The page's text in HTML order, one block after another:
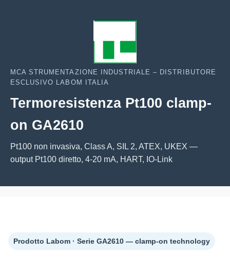
MCA STRUMENTAZIONE INDUSTRIALE – DISTRIBUTORE
ESCLUSIVO LABOM ITALIA
Termoresistenza Pt100 clamp-
on GA2610
Pt100 non invasiva, Class A, SIL 2, ATEX, UKEX —
output Pt100 diretto, 4-20 mA, HART, IO-Link
Prodotto Labom · Serie GA2610 — clamp-on technology